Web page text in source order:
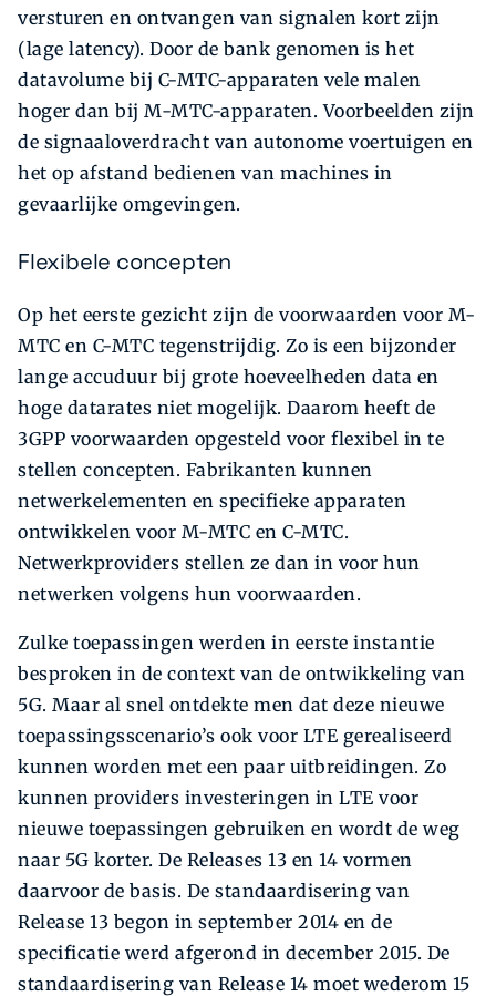
versturen en ontvangen van signalen kort zijn
(lage latency). Door de bank genomen is het
datavolume bij C-MTC-apparaten vele malen
hoger dan bij M-MTC-apparaten. Voorbeelden zijn
de signaaloverdracht van autonome voertuigen en
het op afstand bedienen van machines in
gevaarlijke omgevingen.
Flexibele concepten
Op het eerste gezicht zijn de voorwaarden voor M-
MTC en C-MTC tegenstrijdig. Zo is een bijzonder
lange accuduur bij grote hoeveelheden data en
hoge datarates niet mogelijk. Daarom heeft de
3GPP voorwaarden opgesteld voor flexibel in te
stellen concepten. Fabrikanten kunnen
netwerkelementen en specifieke apparaten
ontwikkelen voor M-MTC en C-MTC.
Netwerkproviders stellen ze dan in voor hun
netwerken volgens hun voorwaarden.
Zulke toepassingen werden in eerste instantie
besproken in de context van de ontwikkeling van
5G. Maar al snel ontdekte men dat deze nieuwe
toepassingsscenario’s ook voor LTE gerealiseerd
kunnen worden met een paar uitbreidingen. Zo
kunnen providers investeringen in LTE voor
nieuwe toepassingen gebruiken en wordt de weg
naar 5G korter. De Releases 13 en 14 vormen
daarvoor de basis. De standaardisering van
Release 13 begon in september 2014 en de
specificatie werd afgerond in december 2015. De
standaardisering van Release 14 moet wederom 15